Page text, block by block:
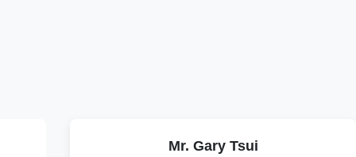
Mr. Gary Tsui